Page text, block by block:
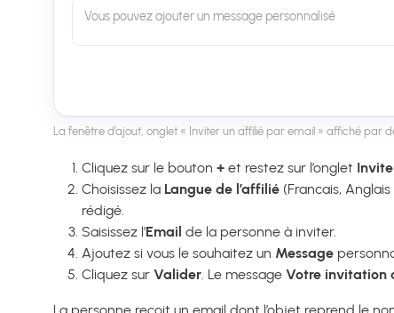
Vous pouvez ajouter un message personnalisé
La fenêtre d’ajout, onglet « Inviter un affilié par email » affiché par
Cliquez sur le bouton + et restez sur l’onglet
Choisissez la Langue de l’affilié (Francais,
rédigé.
Saisissez l’Email de la personne à inviter.
Ajoutez si vous le souhaitez un Message
Cliquez sur Valider. Le message Votre invitation